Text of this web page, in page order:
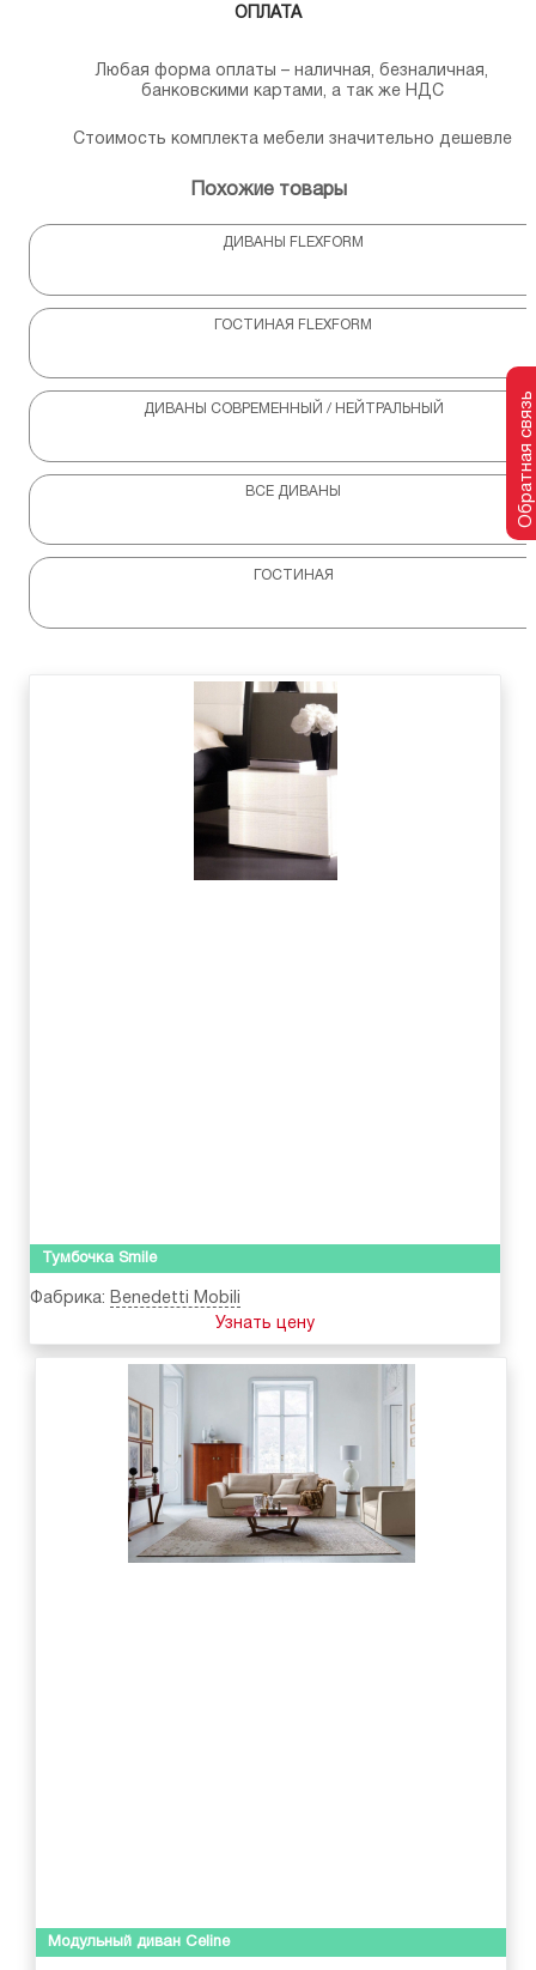
ОПЛАТА
Любая форма оплаты – наличная, безналичная,
банковскими картами, а так же НДС
Стоимость комплекта мебели значительно дешевле
Похожие товары
ДИВАНЫ FLEXFORM
ГОСТИНАЯ FLEXFORM
ДИВАНЫ СОВРЕМЕННЫЙ / НЕЙТРАЛЬНЫЙ
ВСЕ ДИВАНЫ
ГОСТИНАЯ
Тумбочка Smile
Фабрика: Benedetti Mobili
Узнать цену
Модульный диван Celine
Обратная связь